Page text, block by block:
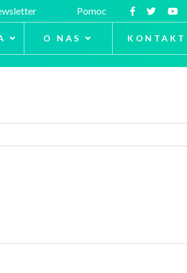
Pomoc
O NAS KONTAKT